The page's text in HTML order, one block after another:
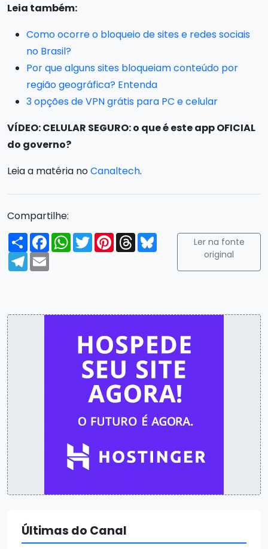
Leia também:
Como ocorre o bloqueio de sites e redes sociais
no Brasil?
Por que alguns sites bloqueiam conteúdo por
região geográfica? Entenda
3 opções de VPN grátis para PC e celular
VÍDEO: CELULAR SEGURO: o que é este app OFICIAL
do governo?
Leia a matéria noCanaltech.
Compartilhe:
Compartilhar
FacebookWhatsApp
TwitterPinterest
ThreadsBluesky
Telegram
Email
Ler na fonte
original
Últimas do Canal